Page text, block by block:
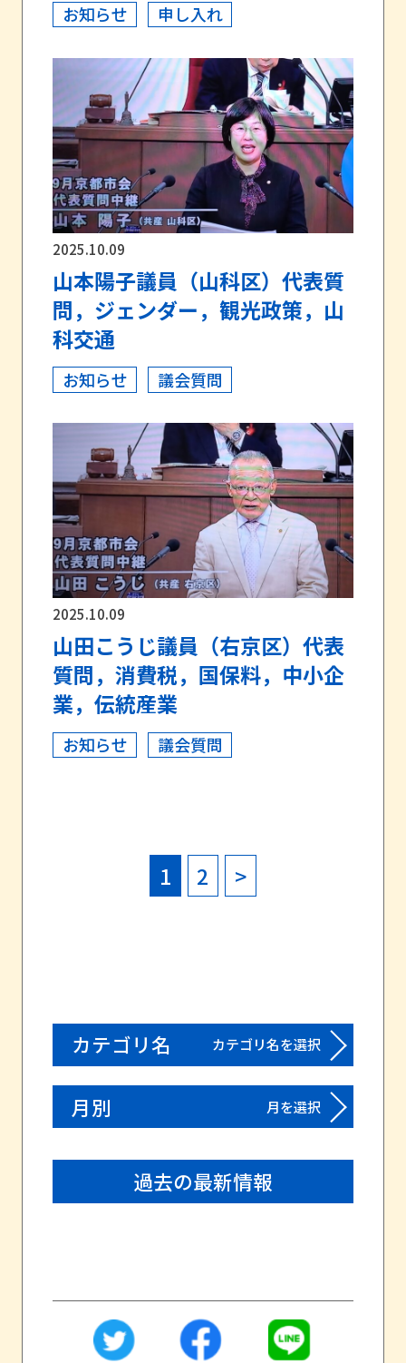
お知らせ 申し入れ
2025.10.09
山本陽子議員（山科区）代表質
問，ジェンダー，観光政策，山
科交通
お知らせ 議会質問
2025.10.09
山田こうじ議員（右京区）代表
質問，消費税，国保料，中小企
業，伝統産業
お知らせ 議会質問
1 2 >
カテゴリ名 カテゴリ名を選択
月別 月を選択
過去の最新情報